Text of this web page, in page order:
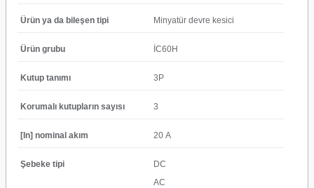
Ürün ya da bileşen tipi Minyatür devre kesici
Ürün grubu İC60H
Kutup tanımı 3P
Korumalı kutupların sayısı 3
[In] nominal akım 20 A
Şebeke tipi
DC
AC